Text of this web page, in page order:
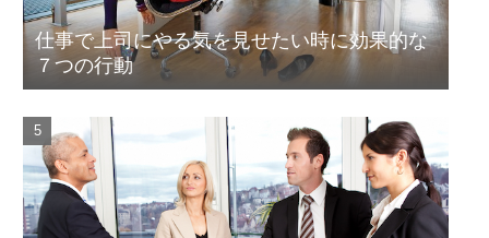
仕事で上司にやる気を見せたい時に効果的な
７つの行動